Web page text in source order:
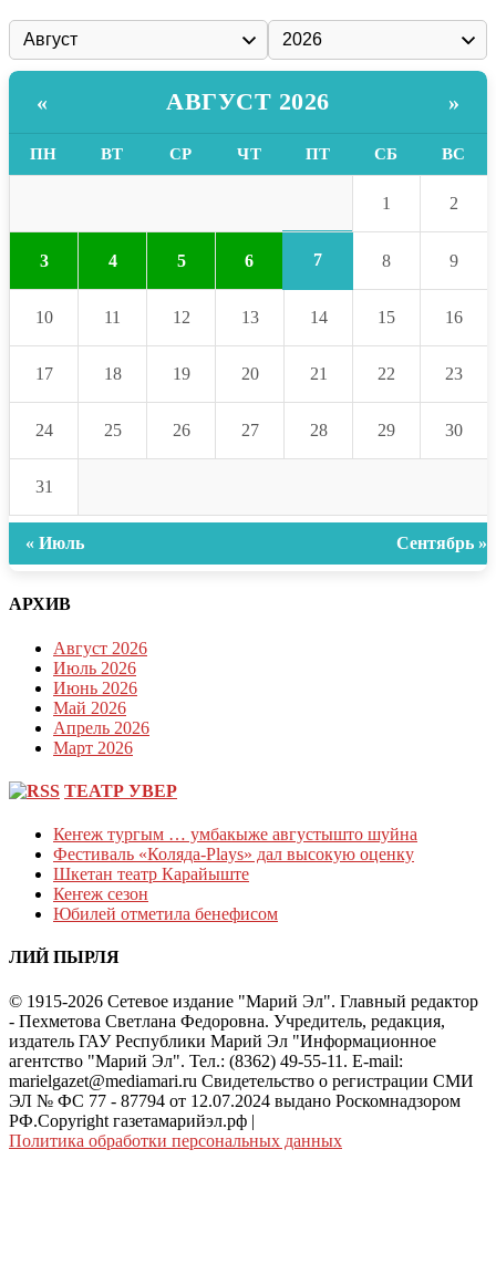
« АВГУСТ 2026 »
ПН ВТ СР ЧТ ПТ СБ ВС
1 2
3 4 5 6 7 8 9
10 11 12 13 14 15 16
17 18 19 20 21 22 23
24 25 26 27 28 29 30
31
« Июль Сентябрь »
АРХИВ
Август 2026
Июль 2026
Июнь 2026
Май 2026
Апрель 2026
Март 2026
ТЕАТР УВЕР
Кеҥеж тургым … умбакыже августышто шуйна
Фестиваль «Коляда-Plays» дал высокую оценку
Шкетан театр Карайыште
Кеҥеж сезон
Юбилей отметила бенефисом
ЛИЙ ПЫРЛЯ
© 1915-2026 Сетевое издание "Марий Эл". Главный редактор
- Пехметова Светлана Федоровна. Учредитель, редакция,
издатель ГАУ Республики Марий Эл "Информационное
агентство "Марий Эл". Тел.: (8362) 49-55-11. E-mail:
marielgazet@mediamari.ru Свидетельство о регистрации СМИ
ЭЛ № ФС 77 - 87794 от 12.07.2024 выдано Роскомнадзором
РФ.Copyright газетамарийэл.рф |
Политика обработки персональных данных